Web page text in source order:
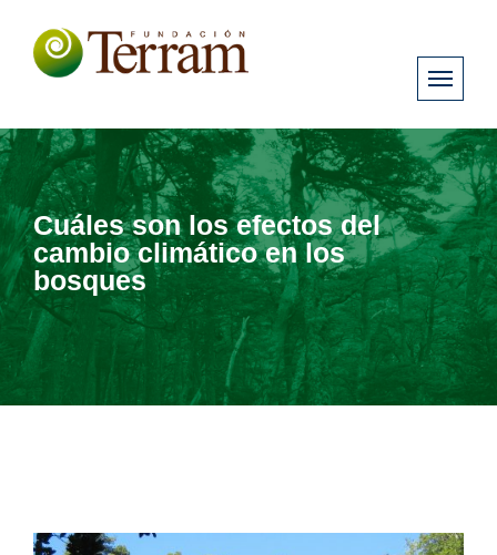
Cuáles son los efectos del
cambio climático en los
bosques